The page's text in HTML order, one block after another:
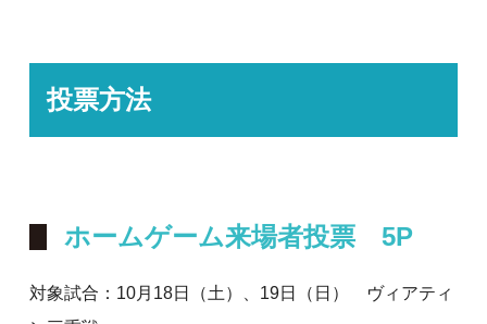
投票方法
ホームゲーム来場者投票 5P
対象試合：10月18日（土）、19日（日） ヴィアティ